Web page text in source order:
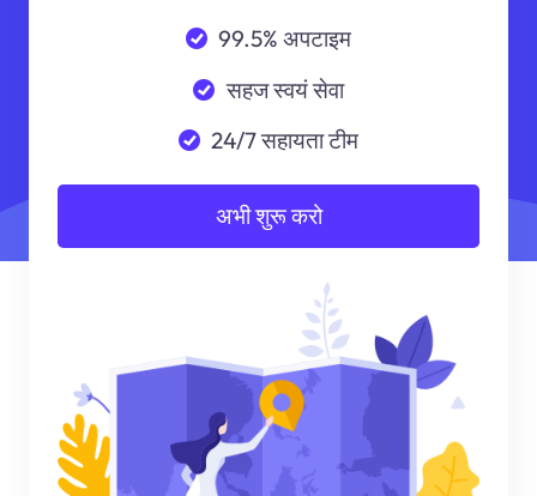
99.5% अपटाइम
सहज स्वयं सेवा
24/7 सहायता टीम
अभी शुरू करो